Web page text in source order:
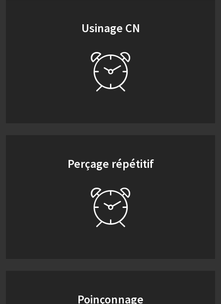
Usinage CN
Perçage répétitif
Poinçonnage